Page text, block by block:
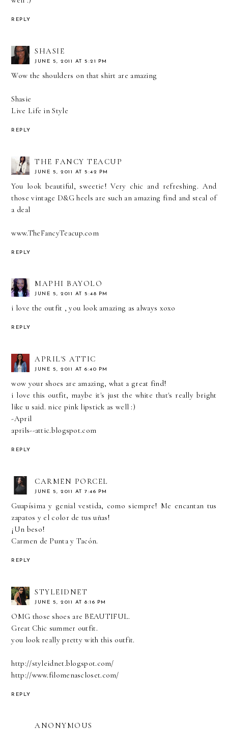
REPLY
SHASIE
JUNE 5, 2011 AT 5:21 PM
Wow the shoulders on that shirt are amazing
Shasie
Live Life in Style
REPLY
THE FANCY TEACUP
JUNE 5, 2011 AT 5:42 PM
You look beautiful, sweetie! Very chic and refreshing. And
those vintage D&G heels are such an amazing find and steal of
a deal
www.TheFancyTeacup.com
REPLY
MAPHI BAYOLO
JUNE 5, 2011 AT 5:48 PM
i love the outfit , you look amazing as always xoxo
REPLY
APRIL'S ATTIC
JUNE 5, 2011 AT 6:40 PM
wow your shoes are amazing, what a great find!
i love this outfit, maybe it's just the white that's really bright
like u said. nice pink lipstick as well :)
-April
aprils--attic.blogspot.com
REPLY
CARMEN PORCEL
JUNE 5, 2011 AT 7:46 PM
Guapísima y genial vestida, como siempre! Me encantan tus
zapatos y el color de tus uñas!
¡Un beso!
Carmen de Punta y Tacón.
REPLY
STYLEIDNET
JUNE 5, 2011 AT 8:16 PM
OMG those shoes are BEAUTIFUL.
Great Chic summer outfit.
you look really pretty with this outfit.
http://styleidnet.blogspot.com/
http://www.filomenascloset.com/
REPLY
ANONYMOUS